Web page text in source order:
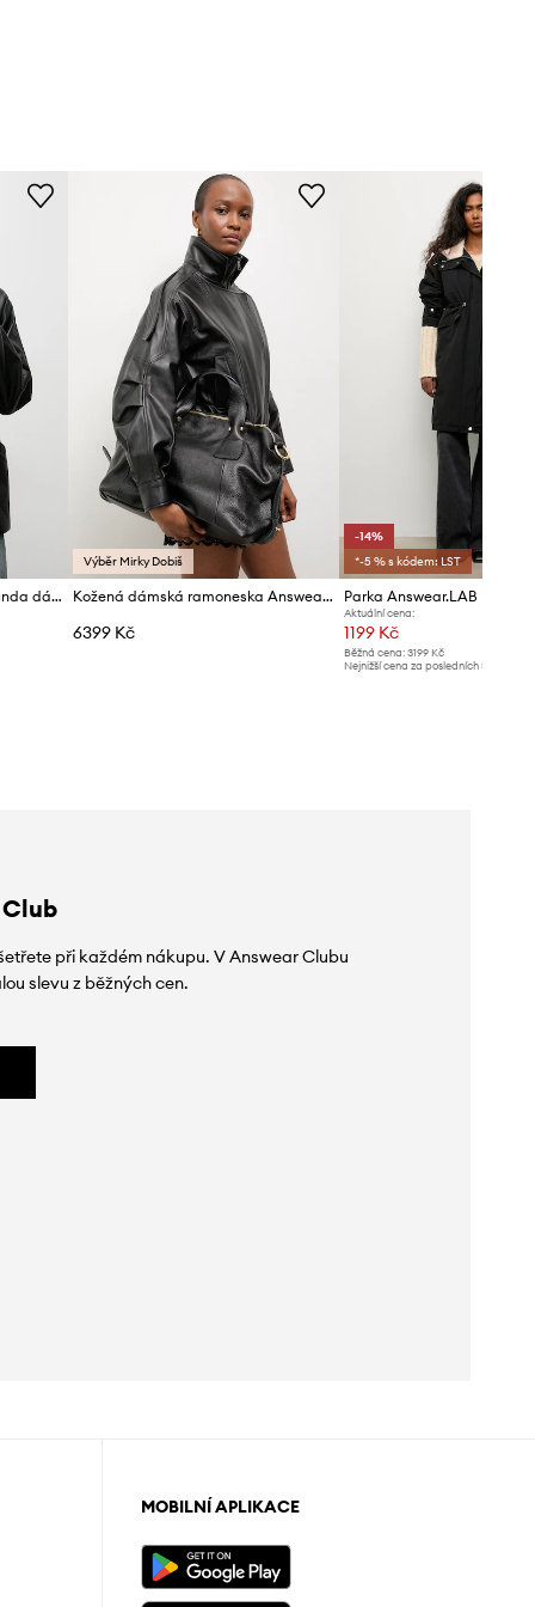
Answear.LAB přechodová bunda dámská
Výběr Mirky Dobiš
Kožená dámská ramoneska Answear.LAB YARA
6399 Kč
-14%
*-5 % s kódem: LST
Parka Answear.LAB
Aktuální cena:
1199 Kč
Běžná cena: 3199 Kč
Nejnižší cena za posledních 30 dnů
při každém nákupu. V Answear Clubu
slevu z běžných cen.
MOBILNÍ APLIKACE